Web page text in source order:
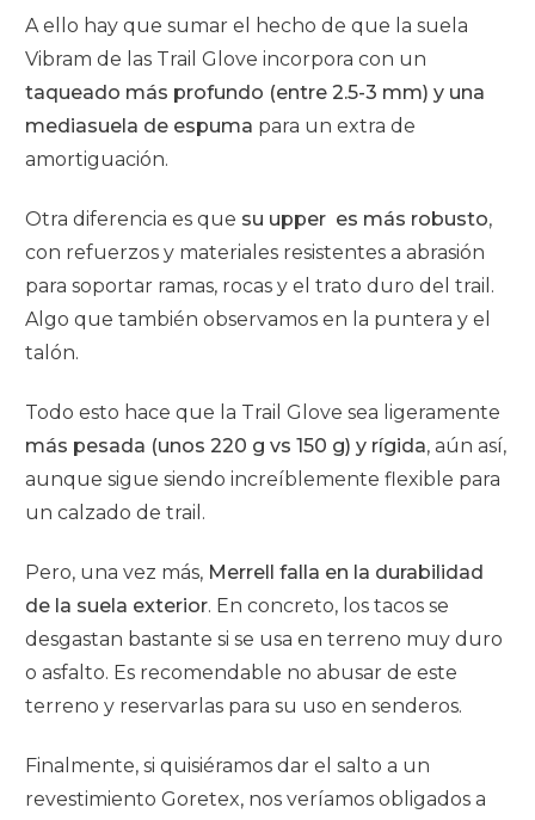
A ello hay que sumar el hecho de que la suela
Vibram de las Trail Glove incorpora con un
taqueado más profundo (entre 2.5-3 mm) y una
mediasuela de espuma para un extra de
amortiguación.
Otra diferencia es que su upper es más robusto,
con refuerzos y materiales resistentes a abrasión
para soportar ramas, rocas y el trato duro del trail.
Algo que también observamos en la puntera y el
talón.
Todo esto hace que la Trail Glove sea ligeramente
más pesada (unos 220 g vs 150 g) y rígida, aún así,
aunque sigue siendo increíblemente flexible para
un calzado de trail .
Pero, una vez más, Merrell falla en la durabilidad
de la suela exterior. En concreto, los tacos se
desgastan bastante si se usa en terreno muy duro
o asfalto. Es recomendable no abusar de este
terreno y reservarlas para su uso en senderos.
Finalmente, si quisiéramos dar el salto a un
revestimiento Goretex, nos veríamos obligados a